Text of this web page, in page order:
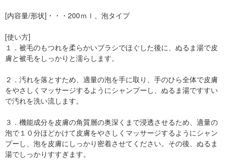
[内容量/形状]・・・200ｍｌ、泡タイプ
[使い方]
１．被毛のもつれを柔らかいブラシでほぐした後に、ぬるま湯で皮
膚と被毛をしっかりと濡らします。
２．汚れを落とすため、適量の泡を手に取り、手のひら全体で皮膚
をやさしくマッサージするようにシャンプーし、ぬるま湯ですすい
で汚れを洗い流します。
３．機能成分を皮膚の角質層の奥深くまで浸透させるため、適量の
泡で１０分ほどかけて皮膚をやさしくマッサージするようにシャン
プーし、泡を皮膚にしっかり密着させてください。その後、ぬるま
湯でしっかりすすぎます。